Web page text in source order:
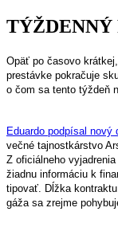
Opäť po časovo
prestávke pokračuje
o čom sa tento týždeň
Eduardo podpísal nový
večné tajnostkárstvo
Z oficiálneho
žiadnu informáciu k
tipovať. Dĺžka
gáža sa zrejme